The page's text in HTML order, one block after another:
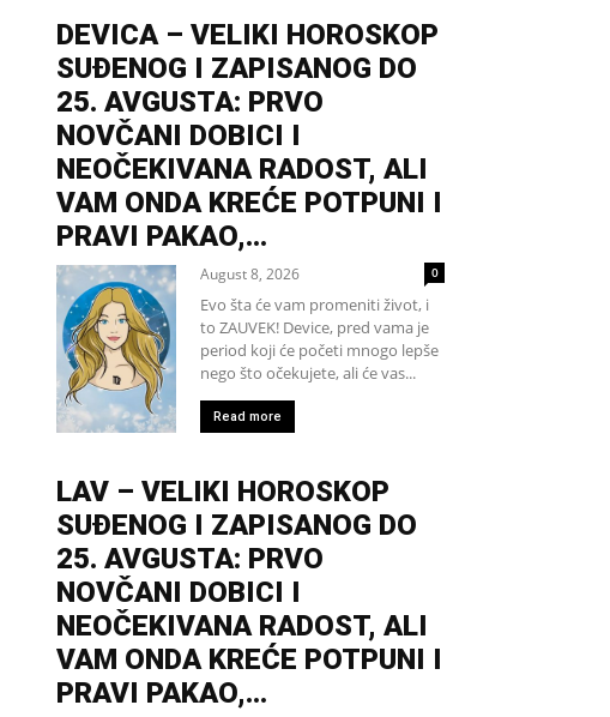
DEVICA – VELIKI HOROSKOP
SUĐENOG I ZAPISANOG DO
25. AVGUSTA: PRVO
NOVČANI DOBICI I
NEOČEKIVANA RADOST, ALI
VAM ONDA KREĆE POTPUNI I
PRAVI PAKAO,...
August 8, 2026 0
Evo šta će vam promeniti život, i
to ZAUVEK! Device, pred vama je
period koji će početi mnogo lepše
nego što očekujete, ali će vas...
Read more
LAV – VELIKI HOROSKOP
SUĐENOG I ZAPISANOG DO
25. AVGUSTA: PRVO
NOVČANI DOBICI I
NEOČEKIVANA RADOST, ALI
VAM ONDA KREĆE POTPUNI I
PRAVI PAKAO,...